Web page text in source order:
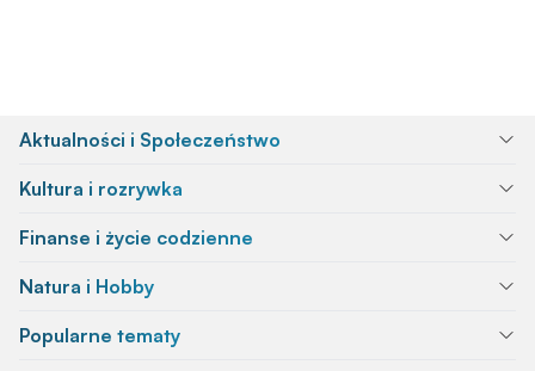
Aktualności i Społeczeństwo
Kultura i rozrywka
Finanse i życie codzienne
Natura i Hobby
Popularne tematy